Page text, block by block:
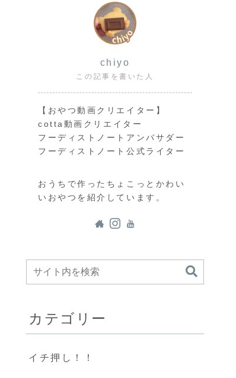
chiyo
この記事を書いた人
【おやつ動画クリエイター】
cotta動画クリエイター
フーディストノートアンバサダー
フーディストノート公式ライター
おうちで作ったちょこっとかわい
いおやつを紹介しています。
カテゴリー
イチ押し！！